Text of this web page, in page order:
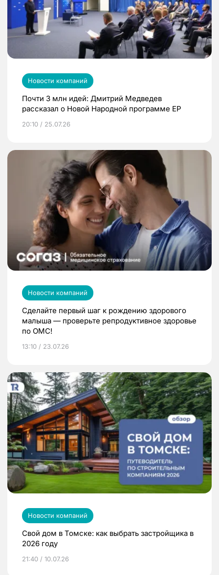
Новости компаний
Почти 3 млн идей: Дмитрий Медведев
рассказал о Новой Народной программе ЕР
20:10 / 25.07.26
Новости компаний
Сделайте первый шаг к рождению здорового
малыша — проверьте репродуктивное здоровье
по ОМС!
13:10 / 23.07.26
Новости компаний
Свой дом в Томске: как выбрать застройщика в
2026 году
21:40 / 10.07.26